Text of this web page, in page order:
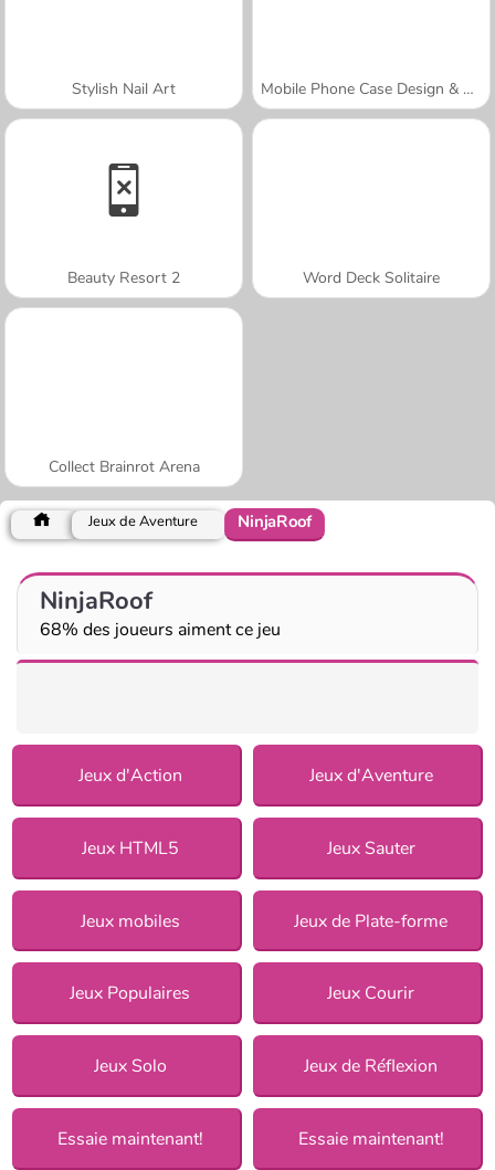
Stylish Nail Art Mobile Phone Case Design & DIY
Beauty Resort 2 Word Deck Solitaire
Collect Brainrot Arena
Jeux de Aventure NinjaRoof
NinjaRoof
68% des joueurs aiment ce jeu
Jeux d'Action Jeux d'Aventure
Jeux HTML5 Jeux Sauter
Jeux mobiles Jeux de Plate-forme
Jeux Populaires Jeux Courir
Jeux Solo Jeux de Réflexion
Essaie maintenant! Essaie maintenant!